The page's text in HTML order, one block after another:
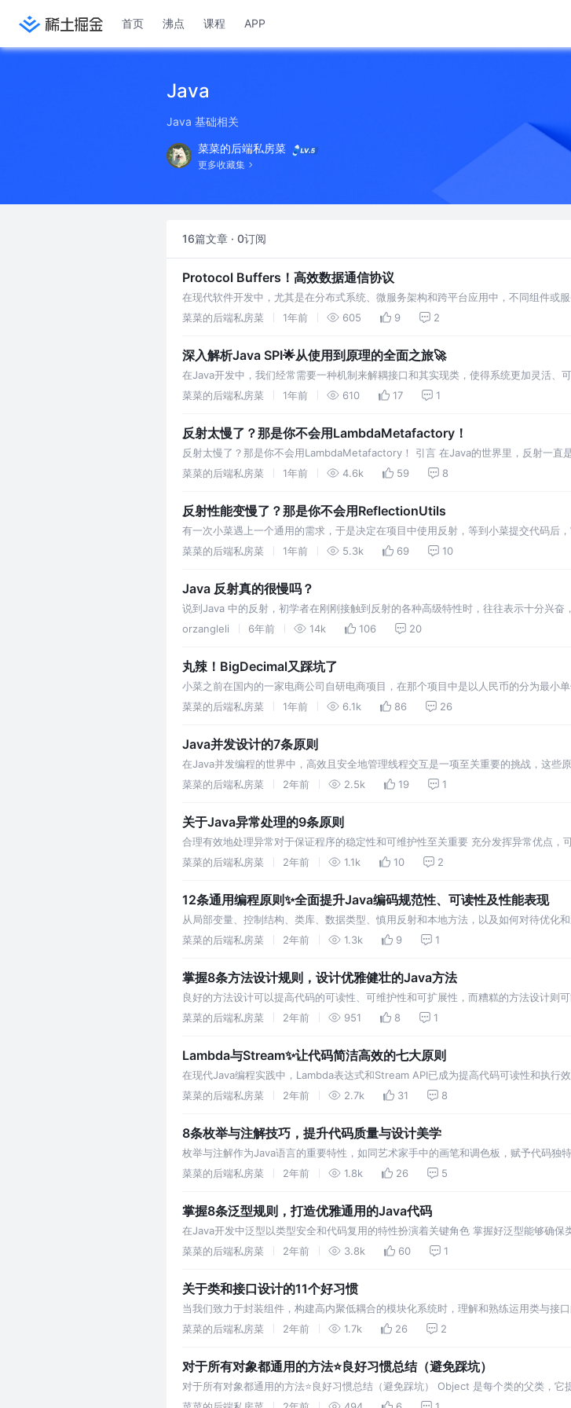
首页 沸点 课程 APP
Java
Java 基础相关
菜菜的后端私房菜
更多收藏集
16篇文章 · 0订阅
Protocol Buffers！高效数据通信协议
在现代软件开发中，尤其是在分布式系统、微服务架构和跨平台应用中，不同组件或
JSO
菜菜的后端私房菜 1年前 605 9 2
深入解析Java SPI🌟从使用到原理的全面之旅🚀
在Java开发中，我们经常需要一种机制来解耦接口和其实现类，使得系统更加灵活、
菜菜的后端私房菜
1年前 610 17 1
反射太慢了？那是你不会用LambdaMetafactory！
反射太慢了？那是你不会用LambdaMetafactory！ 引言 在Java的世界里，反射一直
面，反射带来的性能开销却让人头疼不已 在之
菜菜的后端私房菜 1年前 4.6k 59 8
反射性能变慢了？那是你不会用ReflectionUtils
有一次小菜遇上一个通用的需求，于是决定在项目中使用反射，等到小菜提交代码后
菜菜的后端私房菜
1年前 5.3k 69 10
Java 反射真的很慢吗？
说到Java 中的反射，初学者在刚刚接触到反射的各种高级特性时，往往表示十分兴
而经验较为丰富的长者，看到反射时往往会发出灵魂三问：为什么要用反射？反射不
orzangleli 6年前 14k 106 20
丸辣！BigDecimal又踩坑了
小菜之前在国内的一家电商公司自研电商项目，在那个项目中是以人民币的分为最小
算需求，在小菜火速
菜菜的后端私房菜 1年前 6.1k 86 26
Java并发设计的7条原则
在Java并发编程的世界中，高效且安全地管理线程交互是一项至关重要的挑战，这些
的正确性和性能表现
菜菜的后端私房菜 2年前 2.5k 19 1
关于Java异常处理的9条原则
合理有效地处理异常对于保证程序的稳定性和可维护性至关重要 充分发挥异常优点，
菜菜的后端私房菜
2年前 1.1k 10 2
12条通用编程原则✨全面提升Java编码规范性、可读性及性能表现
从局部变量、控制结构、类库、数据类型、慎用反射和本地方法，以及如何对待优化
菜菜的后端私房菜
2年前 1.3k 9 1
掌握8条方法设计规则，设计优雅健壮的Java方法
良好的方法设计可以提高代码的可读性、可维护性和可扩展性，而糟糕的方法设计则
菜菜的后端私房菜
2年前 951 8 1
Lambda与Stream✨让代码简洁高效的七大原则
在现代Java编程实践中，Lambda表达式和Stream API已成为提高代码可读性和执行
菜菜的后端私房菜
2年前 2.7k 31 8
8条枚举与注解技巧，提升代码质量与设计美学
枚举与注解作为Java语言的重要特性，如同艺术家手中的画笔和调色板，赋予代码
菜菜的后端私房菜
2年前 1.8k 26 5
掌握8条泛型规则，打造优雅通用的Java代码
在Java开发中泛型以类型安全和代码复用的特性扮演着关键角色 掌握好泛型能够确
菜菜的后端私房菜
2年前 3.8k 60 1
关于类和接口设计的11个好习惯
当我们致力于封装组件，构建高内聚低耦合的模块化系统时，理解和熟练运用类与
节汇总出11个设计好
菜菜的后端私房菜 2年前 1.7k 26 2
对于所有对象都通用的方法⭐良好习惯总结（避免踩坑）
对于所有对象都通用的方法⭐良好习惯总结（避免踩坑） Object 是每个类的父类，它
hashCode、clone、toString、finalize... 这些